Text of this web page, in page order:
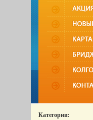
Категории: